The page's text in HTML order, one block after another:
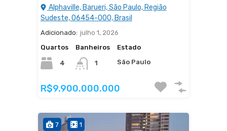
Alphaville, Barueri, São Paulo, Região
Sudeste, 06454-000, Brasil
Adicionado: julho 1, 2026
Quartos
4
Banheiros
1
Estado
São Paulo
R$9.900.000.000
7 1